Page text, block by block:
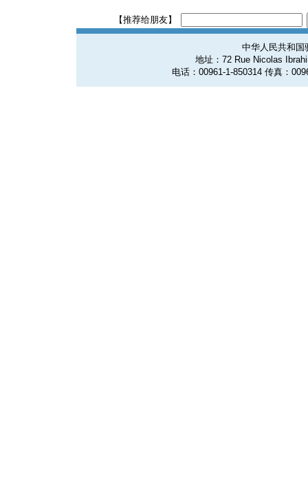
【推荐给朋友】
中华人民共和国
地址：72 Rue Nicolas
电话：00961-1-850314 传真：